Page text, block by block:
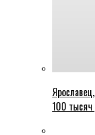
100 тысяч